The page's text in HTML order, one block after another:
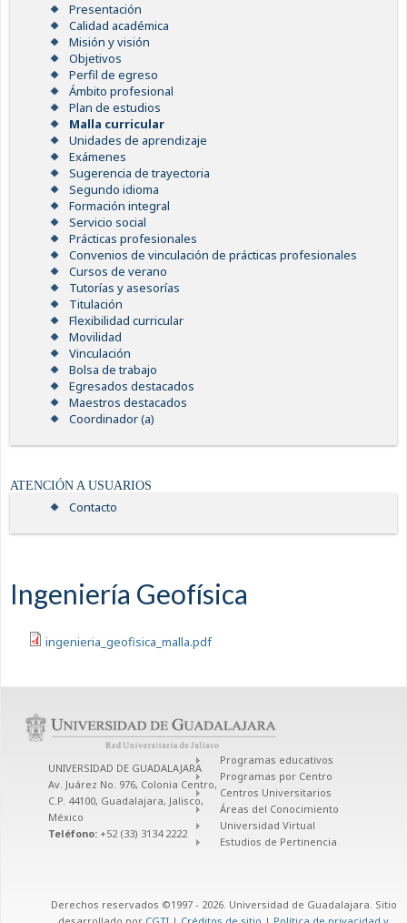
Presentación
Calidad académica
Misión y visión
Objetivos
Perfil de egreso
Ámbito profesional
Plan de estudios
Malla curricular
Unidades de aprendizaje
Exámenes
Sugerencia de trayectoria
Segundo idioma
Formación integral
Servicio social
Prácticas profesionales
Convenios de vinculación de prácticas profesionales
Cursos de verano
Tutorías y asesorías
Titulación
Flexibilidad curricular
Movilidad
Vinculación
Bolsa de trabajo
Egresados destacados
Maestros destacados
Coordinador (a)
ATENCIÓN A USUARIOS
Contacto
Ingeniería Geofísica
ingenieria_geofisica_malla.pdf
UNIVERSIDAD DE GUADALAJARA
Av. Juárez No. 976, Colonia Centro,
C.P. 44100, Guadalajara, Jalisco,
México
Teléfono: +52 (33) 3134 2222
Programas educativos
Programas por Centro
Centros Universitarios
Áreas del Conocimiento
Universidad Virtual
Estudios de Pertinencia
Derechos reservados ©1997 - 2026. Universidad de Guadalajara. Sitio